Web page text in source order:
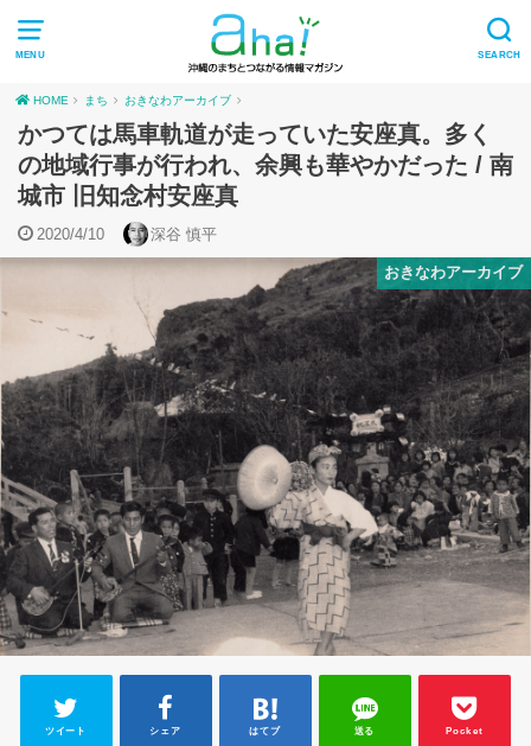
MENU SEARCH
HOME まち おきなわアーカイブ
かつては馬車軌道が走っていた安座真。多く
の地域行事が行われ、余興も華やかだった / 南
城市 旧知念村安座真
2020/4/10 深谷 慎平
おきなわアーカイブ
ツイート シェア はてブ 送る Pocket